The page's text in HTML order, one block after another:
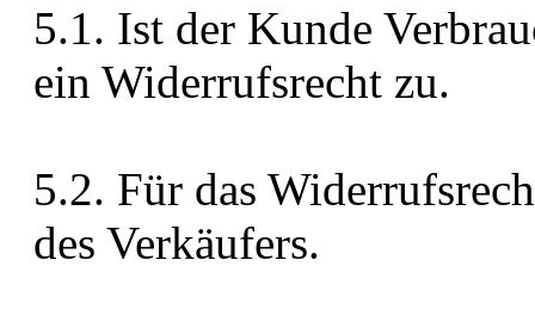
5.1. Ist der Kunde
ein Widerrufsrecht zu.
5.2. Für das
des Verkäufers.